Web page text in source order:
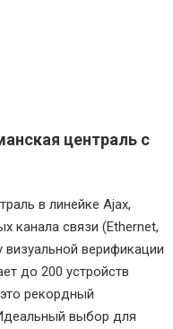
централь с
в линейке Ajax,
канала связи (Ethernet,
верификации
до 200 устройств
рекордный
выбор для